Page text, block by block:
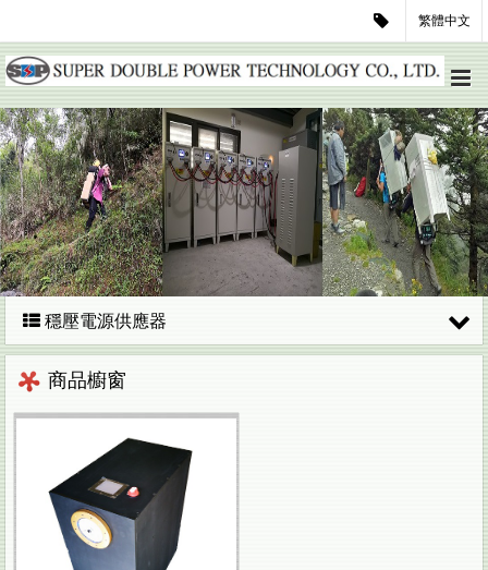
繁體中文
穩壓電源供應器
商品櫥窗